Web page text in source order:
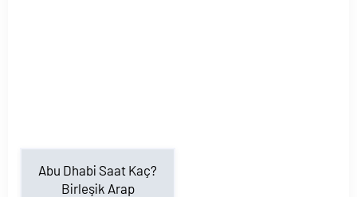
Abu Dhabi Saat Kaç?
Birleşik Arap